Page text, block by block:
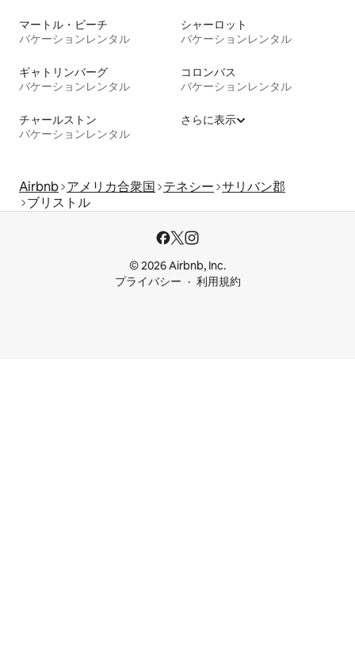
マートル・ビーチ
バケーションレンタル
シャーロット
バケーションレンタル
ギャトリンバーグ
バケーションレンタル
コロンバス
バケーションレンタル
チャールストン
バケーションレンタル
さらに表示
Airbnb アメリカ合衆国 テネシー サリバン郡
ブリストル
© 2026 Airbnb, Inc.
プライバシー
利用規約